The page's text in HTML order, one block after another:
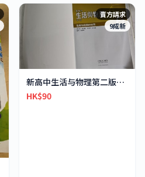
賣方請求
9成新
新高中生活与物理第二版能量和能源的使用E3
HK$90